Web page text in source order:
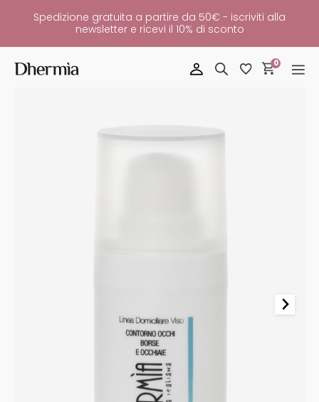
Spedizione gratuita a partire da 50€ - iscriviti alla
newsletter e ricevi il 10% di sconto
0